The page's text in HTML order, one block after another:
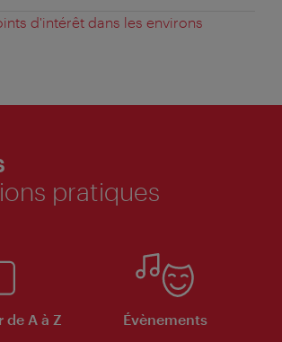
d'intérêt dans les environs
pratiques
de A à Z Évènements